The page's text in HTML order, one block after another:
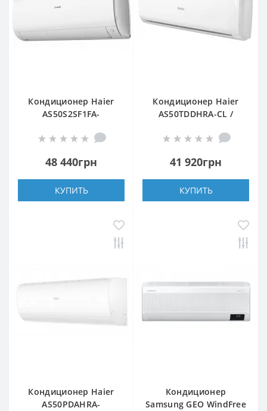
Кондиционер Haier
AS50S2SF1FA-
48 440грн
КУПИТЬ
Кондиционер Haier
AS50TDDHRA-CL /
41 920грн
КУПИТЬ
Кондиционер Haier
AS50PDAHRA-
Кондиционер
Samsung GEO WindFree